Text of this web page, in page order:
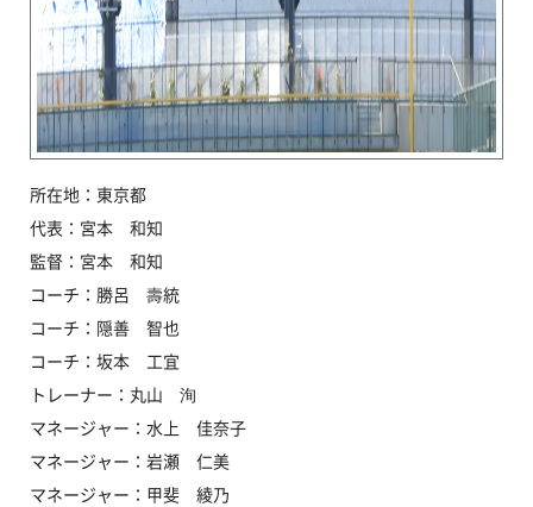
所在地：東京都
代表：宮本 和知
監督：宮本 和知
コーチ：勝呂 壽統
コーチ：隠善 智也
コーチ：坂本 工宜
トレーナー：丸山 洵
マネージャー：水上 佳奈子
マネージャー：岩瀬 仁美
マネージャー：甲斐 綾乃